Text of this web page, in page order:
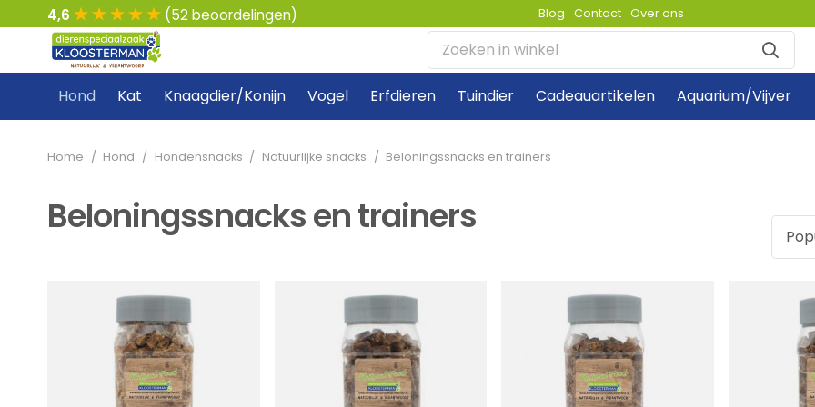
4,6 (52 beoordelingen) Blog Contact Over ons
Hond Kat Knaagdier/Konijn Vogel Erfdieren Tuindier Cadeauartikelen Aquarium/Vijver
Home / Hond / Hondensnacks / Natuurlijke snacks / Beloningssnacks en trainers
Beloningssnacks en trainers